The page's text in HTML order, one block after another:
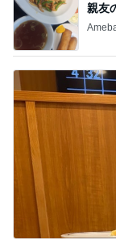
一緒にいたくない夫
Amebaトピックス